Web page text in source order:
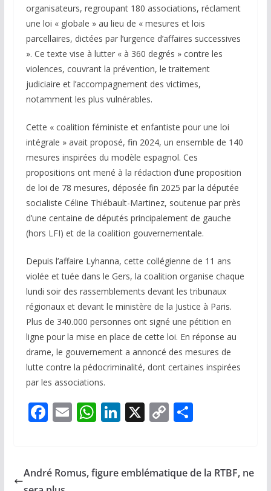
organisateurs, regroupant 180 associations, réclament
une loi « globale » au lieu de « mesures et lois
parcellaires, dictées par l’urgence d’affaires successives
». Ce texte vise à lutter « à 360 degrés » contre les
violences, couvrant la prévention, le traitement
judiciaire et l’accompagnement des victimes,
notamment les plus vulnérables.
Cette « coalition féministe et enfantiste pour une loi
intégrale » avait proposé, fin 2024, un ensemble de 140
mesures inspirées du modèle espagnol. Ces
propositions ont mené à la rédaction d’une proposition
de loi de 78 mesures, déposée fin 2025 par la députée
socialiste Céline Thiébault-Martinez, soutenue par près
d’une centaine de députés principalement de gauche
(hors LFI) et de la coalition gouvernementale.
Depuis l’affaire Lyhanna, cette collégienne de 11 ans
violée et tuée dans le Gers, la coalition organise chaque
lundi soir des rassemblements devant les tribunaux
régionaux et devant le ministère de la Justice à Paris.
Plus de 340.000 personnes ont signé une pétition en
ligne pour la mise en place de cette loi. En réponse au
drame, le gouvernement a annoncé des mesures de
lutte contre la pédocriminalité, dont certaines inspirées
par les associations.
F
b
E
l
W
s
Li
e
X C
y
P
g
André Romus, figure emblématique de la RTBF, ne